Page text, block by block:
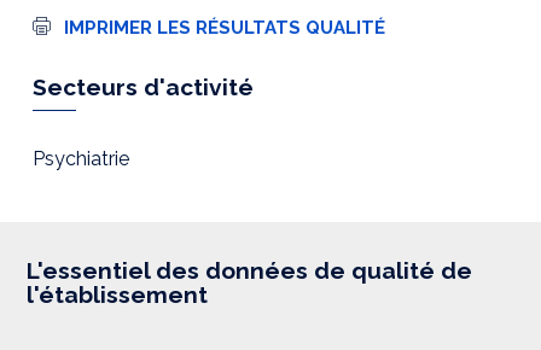
I
e
s
i
o
IMPRIMER LES RÉSULTATS QUALITÉ
Secteurs d'activité
Psychiatrie
L'essentiel des données de qualité de
l'établissement